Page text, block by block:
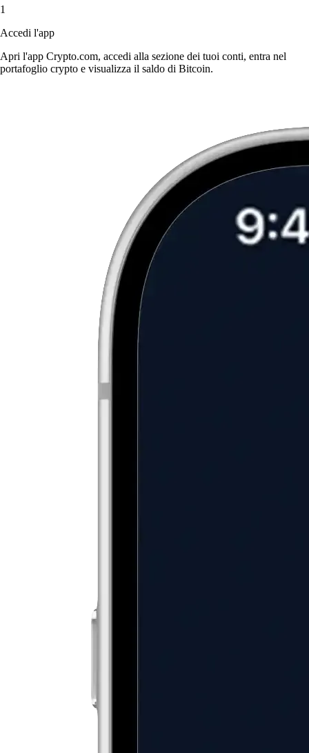
1
Accedi l'app
Apri l'app Crypto.com, accedi alla sezione dei tuoi conti, entra nel
portafoglio crypto e visualizza il saldo di Bitcoin.